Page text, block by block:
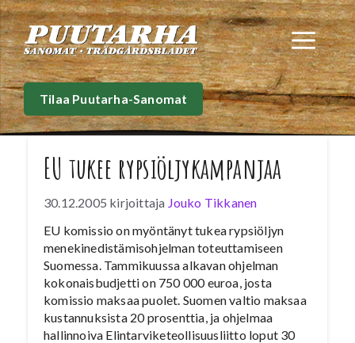
Siirry
sisältöön
Tilaa Puutarha-Sanomat
EU tukee rypsiöljykampanjaa
30.12.2005 kirjoittaja Jouko Tikkanen
EU komissio on myöntänyt tukea rypsiöljyn
menekinedistämisohjelman toteuttamiseen
Suomessa. Tammikuussa alkavan ohjelman
kokonaisbudjetti on 750 000 euroa, josta
komissio maksaa puolet. Suomen valtio maksaa
kustannuksista 20 prosenttia, ja ohjelmaa
hallinnoiva Elintarviketeollisuusliitto loput 30